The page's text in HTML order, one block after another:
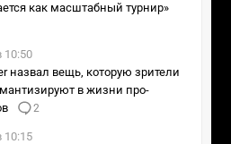
как масштабный турнир»
10:50
назвал вещь, которую зрители
в жизни про-
2
10:15